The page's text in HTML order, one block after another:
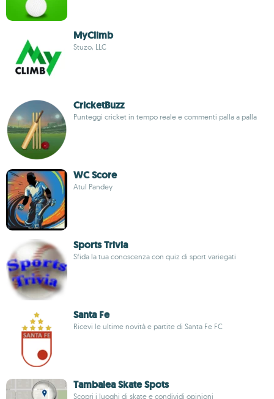
MyClimb
Stuzo, LLC
CricketBuzz
Punteggi cricket in tempo reale e commenti palla a palla
WC Score
Atul Pandey
Sports Trivia
Sfida la tua conoscenza con quiz di sport variegati
Santa Fe
Ricevi le ultime novità e partite di Santa Fe FC
Tambalea Skate Spots
Scopri i luoghi di skate e condividi opinioni